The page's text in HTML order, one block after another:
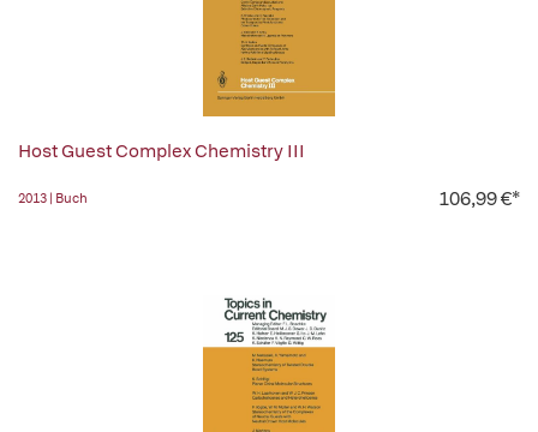
Host Guest Complex Chemistry III
2013 | Buch 106,99 €*